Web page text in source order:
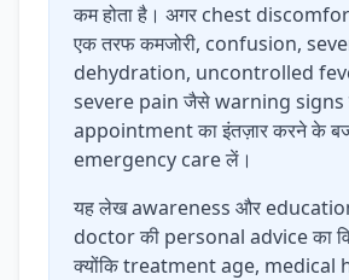
कम होता है। अगर chest
एक तरफ कमजोरी, confusion,
dehydration, uncontrolled
severe pain जैसे warning signs
appointment का इंतज़ार करने के
emergency care लें।
यह लेख awareness और
doctor की personal advice का
क्योंकि treatment age, medical